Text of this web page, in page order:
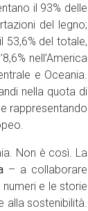
il 93% delle
del legno;
53,6% del totale,
nell’America
e Oceania.
nella quota di
rappresentando
Non è così. La
– a collaborare
e le storie
alla sostenibilità.